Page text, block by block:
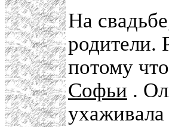
На
родители.
потому
Софьи .